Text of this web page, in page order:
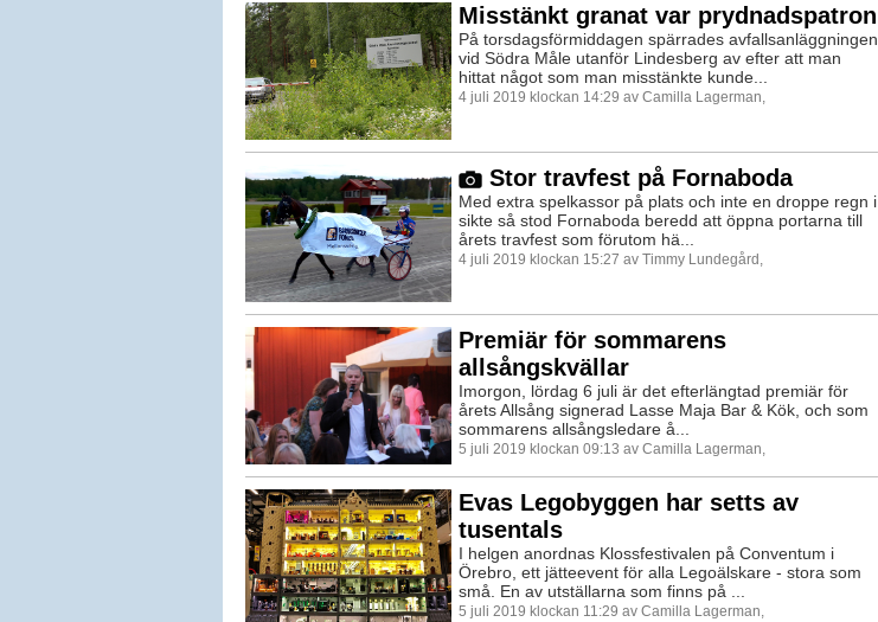
Misstänkt granat var prydnadspatron
På torsdagsförmiddagen spärrades avfallsanläggningen
vid Södra Måle utanför Lindesberg av efter att man
hittat något som man misstänkte kunde...
4 juli 2019 klockan 14:29 av Camilla Lagerman,
Stor travfest på Fornaboda
Med extra spelkassor på plats och inte en droppe regn i
sikte så stod Fornaboda beredd att öppna portarna till
årets travfest som förutom hä...
4 juli 2019 klockan 15:27 av Timmy Lundegård,
Premiär för sommarens
allsångskvällar
Imorgon, lördag 6 juli är det efterlängtad premiär för
årets Allsång signerad Lasse Maja Bar & Kök, och som
sommarens allsångsledare å...
5 juli 2019 klockan 09:13 av Camilla Lagerman,
Evas Legobyggen har setts av
tusentals
I helgen anordnas Klossfestivalen på Conventum i
Örebro, ett jätteevent för alla Legoälskare - stora som
små. En av utställarna som finns på ...
5 juli 2019 klockan 11:29 av Camilla Lagerman,